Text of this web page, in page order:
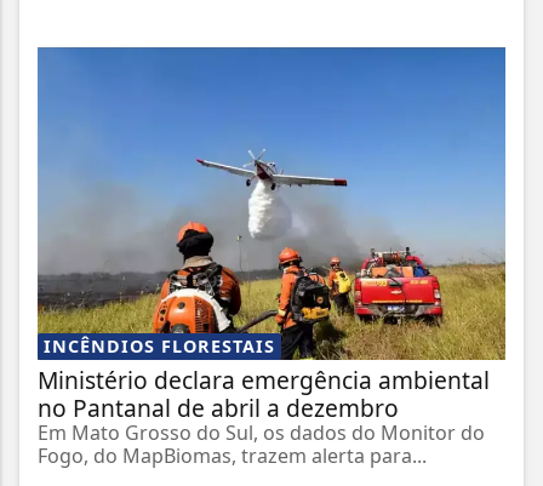
INCÊNDIOS FLORESTAIS
Ministério declara emergência ambiental
no Pantanal de abril a dezembro
Em Mato Grosso do Sul, os dados do Monitor do
Fogo, do MapBiomas, trazem alerta para...